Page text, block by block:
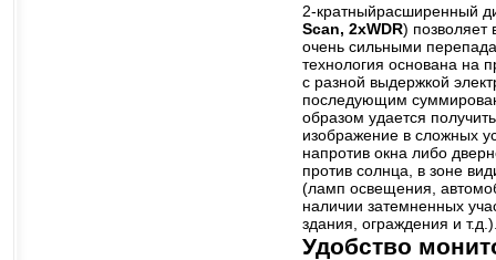
2-кратныйрасширенный
Scan, 2xWDR) позволяет
очень сильными
технология основана на
с разной выдержкой
последующим
образом удается
изображение в сложных
напротив окна либо
против солнца, в зоне
(ламп освещения,
наличии затемненных
здания, ограждения и
Удобство